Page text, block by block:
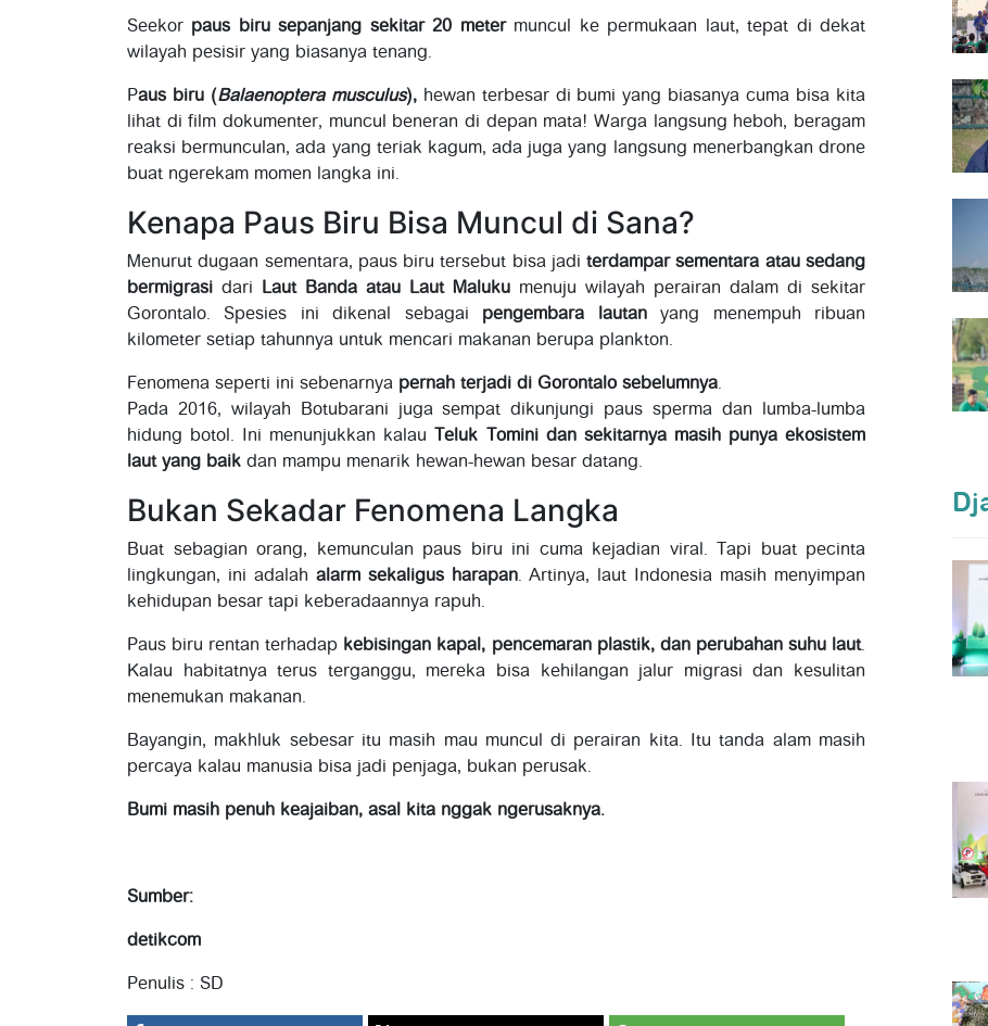
Seekor paus biru sepanjang sekitar 20 metermuncul ke permukaan laut, tepat di dekat
wilayah pesisir yang biasanya tenang.
Paus biru (Balaenoptera musculus), hewan terbesar di bumi yang biasanya cuma bisa kita
lihat di film dokumenter, muncul beneran di depan mata! Warga langsung heboh, beragam
reaksi bermunculan, ada yang teriak kagum, ada juga yang langsung menerbangkan drone
buat ngerekam momen langka ini.
Kenapa Paus Biru Bisa Muncul di Sana?
Menurut dugaan sementara, paus biru tersebut bisa jaditerdampar sementara atau sedang
bermigrasi dari Laut Banda atau Laut Maluku menuju wilayah perairan dalam di sekitar
Gorontalo. Spesies ini dikenal sebagai pengembara lautanyang menempuh ribuan
kilometer setiap tahunnya untuk mencari makanan berupa plankton.
Fenomena seperti ini sebenarnya pernah terjadi di Gorontalo sebelumnya.
Pada 2016, wilayah Botubarani juga sempat dikunjungi paus sperma dan lumba-lumba
hidung botol. Ini menunjukkan kalau
Teluk Tomini dan sekitarnya masih punya ekosistem
laut yang baik dan mampu menarik hewan-hewan besar datang.
Bukan Sekadar Fenomena Langka
Buat sebagian orang, kemunculan paus biru ini cuma kejadian viral. Tapi buat pecinta
lingkungan, ini adalah alarm sekaligus harapan. Artinya, laut Indonesia masih menyimpan
kehidupan besar tapi keberadaannya rapuh.
Paus biru rentan terhadap kebisingan kapal, pencemaran plastik, dan perubahan suhu laut.
Kalau habitatnya terus terganggu, mereka bisa kehilangan jalur migrasi dan kesulitan
menemukan makanan.
Bayangin, makhluk sebesar itu masih mau muncul di perairan kita. Itu tanda alam masih
percaya kalau manusia bisa jadi penjaga, bukan perusak.
Bumi masih penuh keajaiban, asal kita nggak ngerusaknya.
Sumber:
detikcom
Penulis : SD